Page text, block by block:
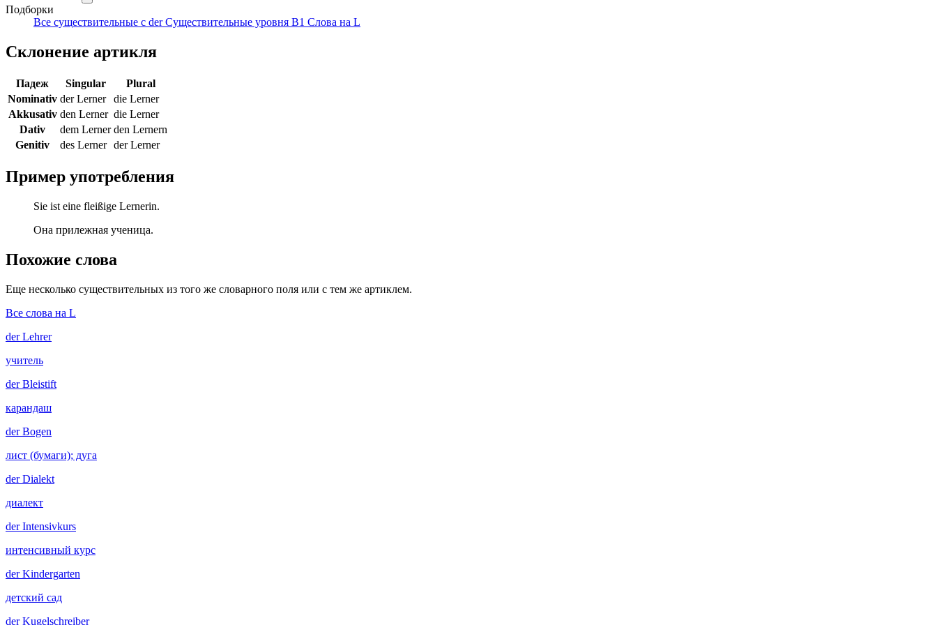
Подборки
Все существительные с derСуществительные уровня B1 Слова на L
Склонение артикля
Падеж Singular
Plural
Nominativ der Lerner
die Lerner
Akkusativ den Lerner die Lerner
Dativ
dem Lerner den Lernern
Genitiv
des Lerner der Lerner
Пример употребления
Sie ist eine fleißige Lernerin.
Она прилежная ученица.
Похожие слова
Еще несколько существительных из того же словарного поля или с тем же артиклем.
Все слова на L
derLehrer
учитель
derBleistift
карандаш
derBogen
лист (бумаги); дуга
derDialekt
диалект
derIntensivkurs
интенсивный курс
derKindergarten
детский сад
derKugelschreiber